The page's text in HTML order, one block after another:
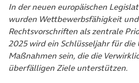
In der neuen europäischen
wurden Wettbewerbsfähigkeit
Rechtsvorschriften als zentrale
2025 wird ein Schlüsseljahr für die
Maßnahmen sein, die die
überfälligen Ziele unterstützen.